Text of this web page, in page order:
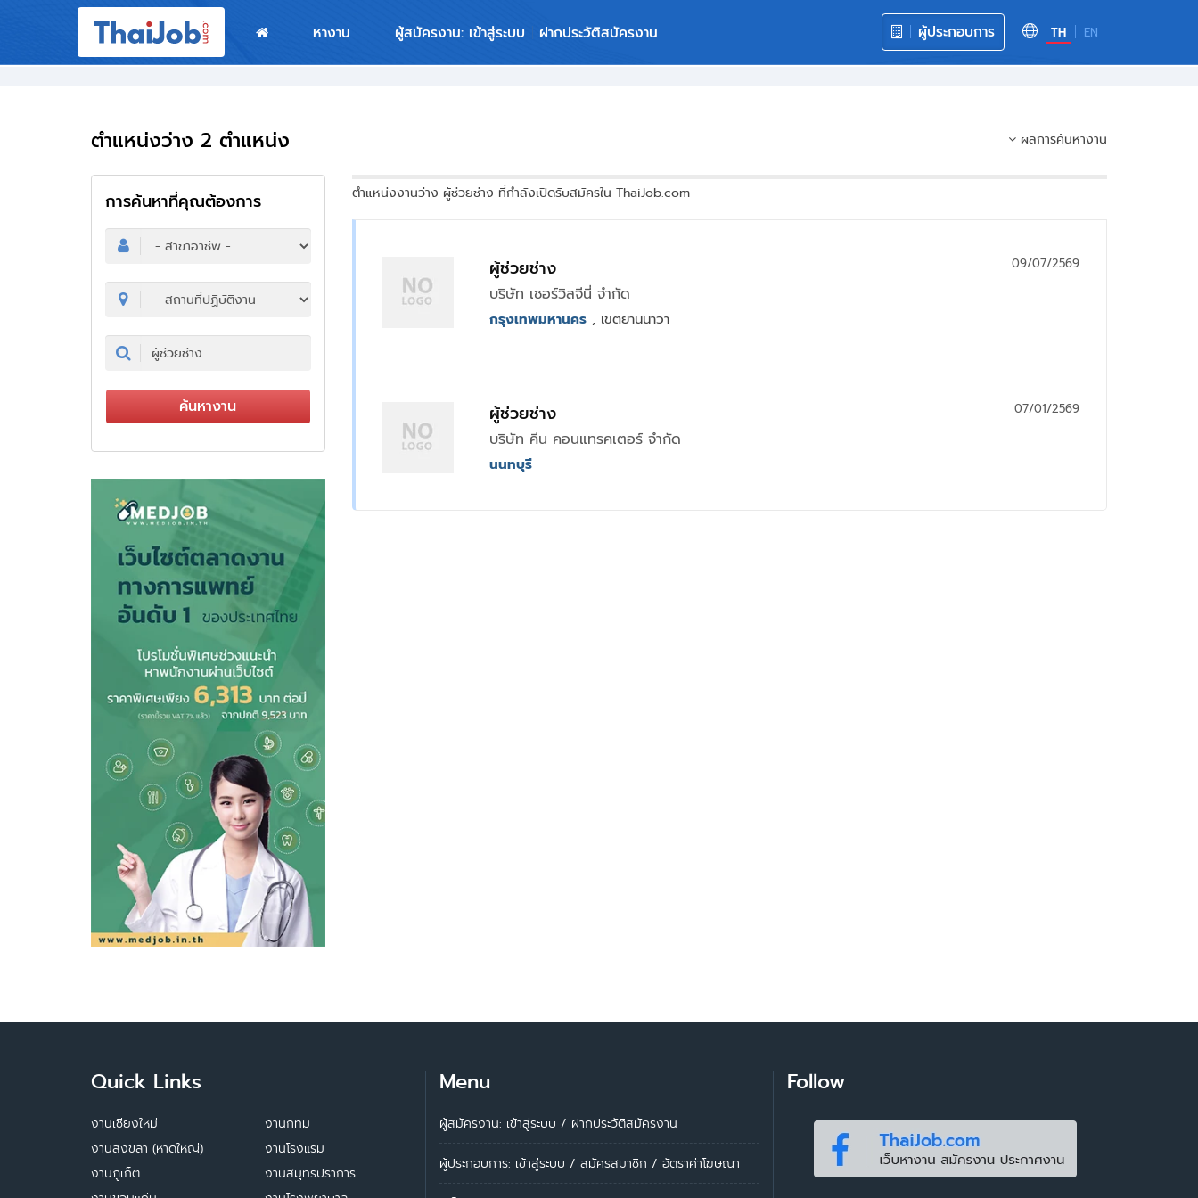
TH EN
ผู้ประกอบการ
หางาน ผู้สมัครงาน: เข้าสู่ระบบ ฝากประวัติสมัครงาน
ผู้สมัครงาน: เข้าสู่ระบบ
เกร็ดความรู้
สำหรับผู้ประกอบการ
ตำแหน่งว่าง 2 ตำแหน่ง ผลการค้นหางาน
การค้นหาที่คุณต้องการ
ค้นหางาน
ตำแหน่งงานว่าง ผู้ช่วยช่าง ที่กำลังเปิดรับสมัครใน ThaiJob.com
ผู้ช่วยช่าง
บริษัท เซอร์วิสจีนี่ จำกัด
09/07/2569
กรุงเทพมหานคร, เขตยานนาวา
ผู้ช่วยช่าง
บริษัท คีน คอนแทรคเตอร์ จำกัด
07/01/2569
นนทบุรี
Quick Links
งานเชียงใหม่
งานสงขลา (หาดใหญ่)
งานภูเก็ต
งานกทม
งานโรงแรม
งานสมุทรปราการ
Menu
ผู้สมัครงาน: เข้าสู่ระบบ / ฝากประวัติสมัครงาน
ผู้ประกอบการ: เข้าสู่ระบบ / สมัครสมาชิก / อัตราค่าโฆษณา
Follow